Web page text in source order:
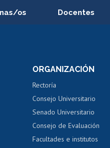
os Docentes
Perfeccionamiento
Evaluación
Calificación
Postulación al
ORGANIZACIÓN
Rectoría
Consejo Universitario
Senado Universitario
Consejo de Evaluación
Facultades e institutos